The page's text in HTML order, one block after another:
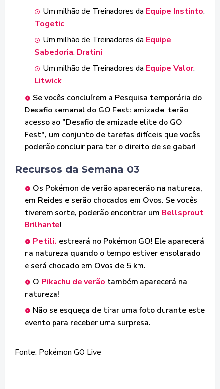
Um milhão de Treinadores da Equipe Instinto:
Togetic
Um milhão de Treinadores da Equipe
Sabedoria: Dratini
Um milhão de Treinadores da Equipe Valor:
Litwick
Se vocês concluírem a Pesquisa temporária do
Desafio semanal do GO Fest: amizade, terão
acesso ao "Desafio de amizade elite do GO
Fest", um conjunto de tarefas difíceis que vocês
poderão concluir para ter o direito de se gabar!
Recursos da Semana 03
Os Pokémon de verão aparecerão na natureza,
em Reides e serão chocados em Ovos. Se vocês
tiverem sorte, poderão encontrar um Bellsprout
Brilhante!
Petilil estreará no Pokémon GO! Ele aparecerá
na natureza quando o tempo estiver ensolarado
e será chocado em Ovos de 5 km.
O Pikachu de verão também aparecerá na
natureza!
Não se esqueça de tirar uma foto durante este
evento para receber uma surpresa.
Fonte: Pokémon GO Live